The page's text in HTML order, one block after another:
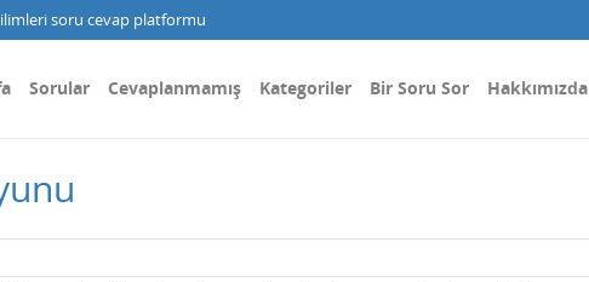
soru cevap platformu
Sorular Cevaplanmamış Kategoriler Bir Soru Sor Hakkımızda